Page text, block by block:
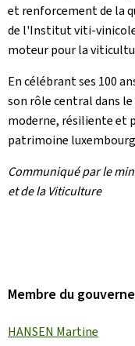
et renforcement de la
de l'Institut viti-
moteur pour la
En célébrant ses 100
son rôle central dans
moderne, résiliente et
patrimoine
Communiqué par le
et de la Viticulture
Membre du
HANSEN Martine